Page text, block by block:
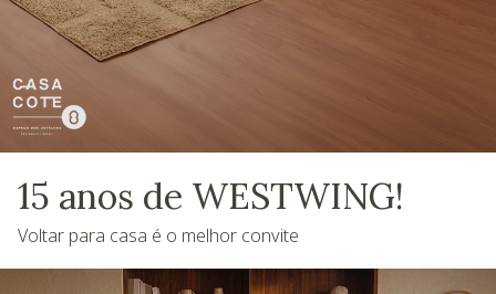
15 anos de WESTWING!
Voltar para casa é o melhor convite